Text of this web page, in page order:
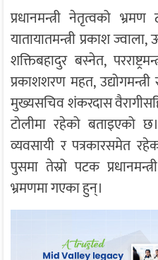
प्रधानमन्त्री नेतृत्वको
यातायातमन्त्री प्रकाश ज्वाला,
शक्तिबहादुर बस्नेत,
प्रकाशशरण महत,
मुख्यसचिव शंकरदास
टोलीमा रहेको बताइएको
व्यवसायी र पत्रकारसमेत
पुसमा तेस्रो पटक
भ्रमणमा गएका हुन्।